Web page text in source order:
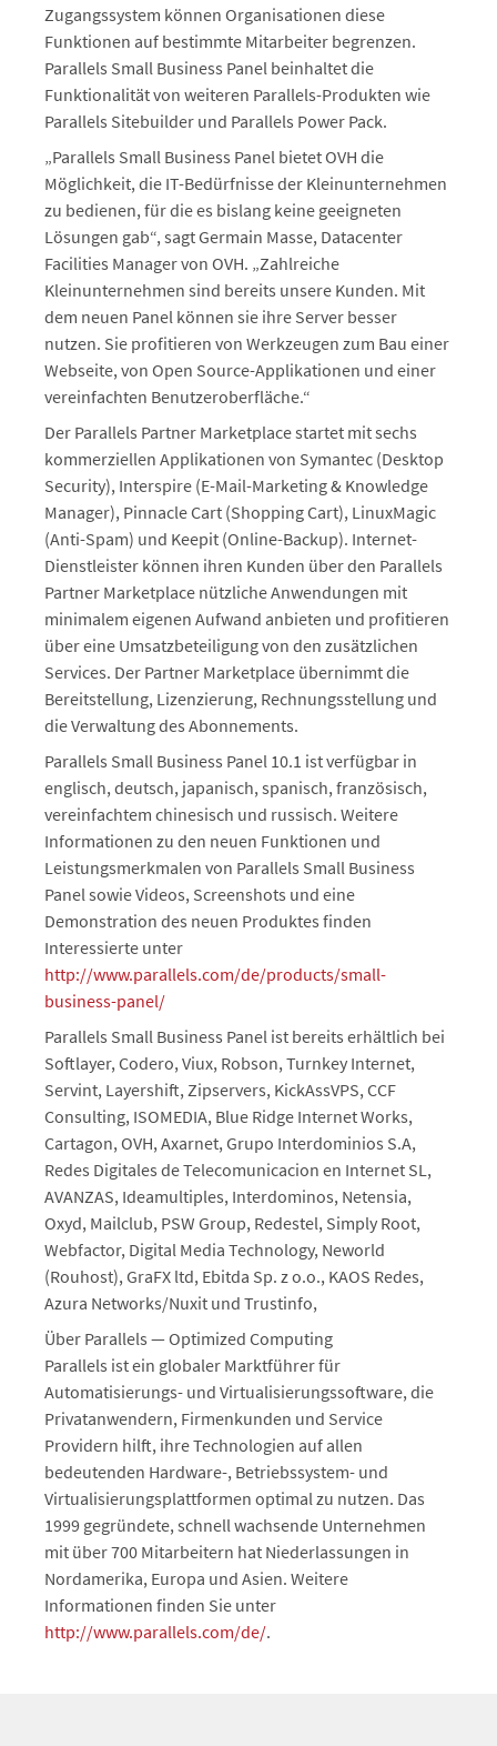
Zugangssystem können Organisationen diese
Funktionen auf bestimmte Mitarbeiter begrenzen.
Parallels Small Business Panel beinhaltet die
Funktionalität von weiteren Parallels-Produkten wie
Parallels Sitebuilder und Parallels Power Pack.
„Parallels Small Business Panel bietet OVH die
Möglichkeit, die IT-Bedürfnisse der Kleinunternehmen
zu bedienen, für die es bislang keine geeigneten
Lösungen gab“, sagt Germain Masse, Datacenter
Facilities Manager von OVH. „Zahlreiche
Kleinunternehmen sind bereits unsere Kunden. Mit
dem neuen Panel können sie ihre Server besser
nutzen. Sie profitieren von Werkzeugen zum Bau einer
Webseite, von Open Source-Applikationen und einer
vereinfachten Benutzeroberfläche.“
Der Parallels Partner Marketplace startet mit sechs
kommerziellen Applikationen von Symantec (Desktop
Security), Interspire (E-Mail-Marketing & Knowledge
Manager), Pinnacle Cart (Shopping Cart), LinuxMagic
(Anti-Spam) und Keepit (Online-Backup). Internet-
Dienstleister können ihren Kunden über den Parallels
Partner Marketplace nützliche Anwendungen mit
minimalem eigenen Aufwand anbieten und profitieren
über eine Umsatzbeteiligung von den zusätzlichen
Services. Der Partner Marketplace übernimmt die
Bereitstellung, Lizenzierung, Rechnungsstellung und
die Verwaltung des Abonnements.
Parallels Small Business Panel 10.1 ist verfügbar in
englisch, deutsch, japanisch, spanisch, französisch,
vereinfachtem chinesisch und russisch. Weitere
Informationen zu den neuen Funktionen und
Leistungsmerkmalen von Parallels Small Business
Panel sowie Videos, Screenshots und eine
Demonstration des neuen Produktes finden
Interessierte unter
http://www.parallels.com/de/products/small-
business-panel/
Parallels Small Business Panel ist bereits erhältlich bei
Softlayer, Codero, Viux, Robson, Turnkey Internet,
Servint, Layershift, Zipservers, KickAssVPS, CCF
Consulting, ISOMEDIA, Blue Ridge Internet Works,
Cartagon, OVH, Axarnet, Grupo Interdominios S.A,
Redes Digitales de Telecomunicacion en Internet SL,
AVANZAS, Ideamultiples, Interdominos, Netensia,
Oxyd, Mailclub, PSW Group, Redestel, Simply Root,
Webfactor, Digital Media Technology, Neworld
(Rouhost), GraFX ltd, Ebitda Sp. z o.o., KAOS Redes,
Azura Networks/Nuxit und Trustinfo,
Über Parallels — Optimized Computing
Parallels ist ein globaler Marktführer für
Automatisierungs- und Virtualisierungssoftware, die
Privatanwendern, Firmenkunden und Service
Providern hilft, ihre Technologien auf allen
bedeutenden Hardware-, Betriebssystem- und
Virtualisierungsplattformen optimal zu nutzen. Das
1999 gegründete, schnell wachsende Unternehmen
mit über 700 Mitarbeitern hat Niederlassungen in
Nordamerika, Europa und Asien. Weitere
Informationen finden Sie unter
http://www.parallels.com/de/.